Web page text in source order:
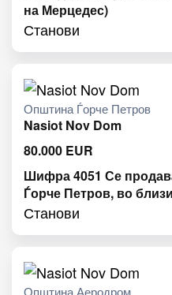
на Мерцедес)
Станови
Општина Ѓорче Петров
Nasiot Nov Dom
80.000 EUR
Шифра 4051 Се
Ѓорче Петров, во
Станови
Општина Аеродром